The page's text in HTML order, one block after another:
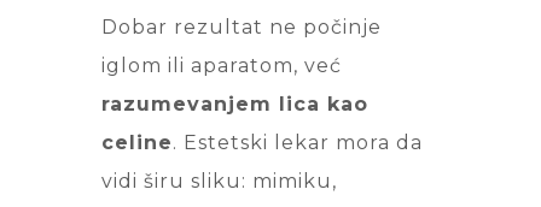
Dobar rezultat ne počinje
iglom ili aparatom, već
razumevanjem lica kao
celine. Estetski lekar mora da
vidi širu sliku: mimiku,